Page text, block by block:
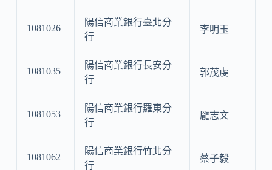
1081026
陽信商業銀行臺北分
行
李明玉
1081035
陽信商業銀行長安分
行
郭茂虔
1081053
陽信商業銀行羅東分
行
龎志文
1081062
陽信商業銀行竹北分
行
蔡子毅